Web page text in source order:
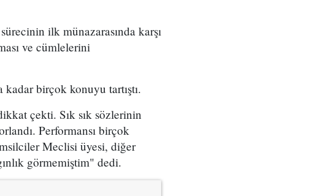
ilk münazarasında karşı
ve cümlelerini
birçok konuyu tartıştı.
çekti. Sık sık sözlerinin
Performansı birçok
Meclisi üyesi, diğer
görmemiştim" dedi.